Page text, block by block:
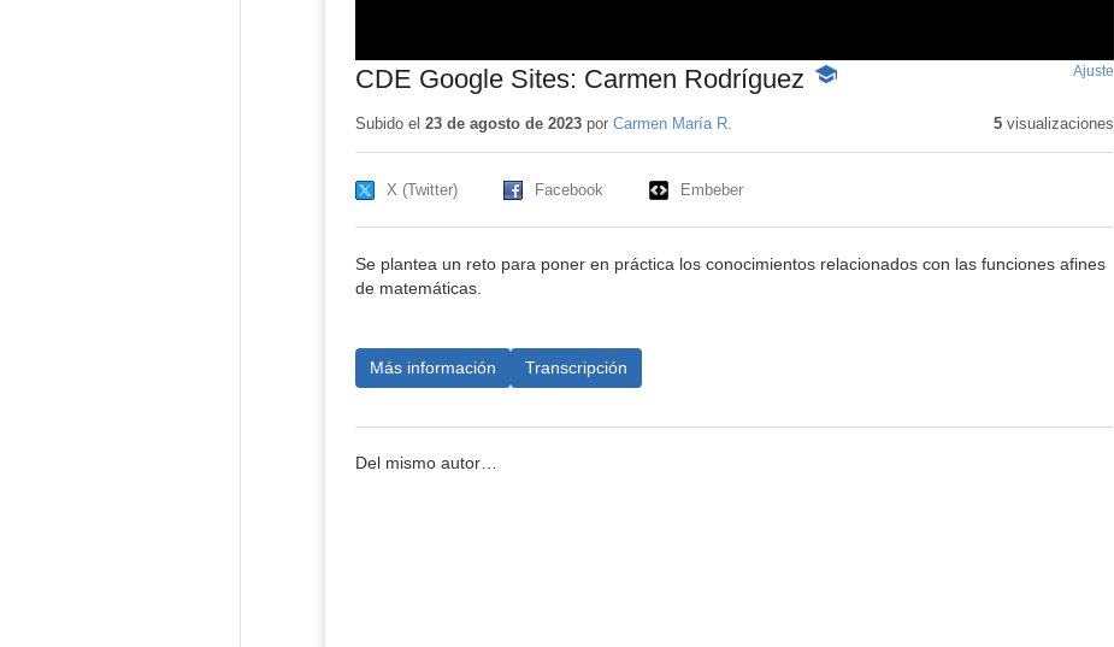
CDE Google Sites: Carmen Rodríguez
-
Ajuste
Subido el 23 de agosto de 2023por Carmen María R. 5visualizaciones
X (Twitter) Facebook Embeber
Se plantea un reto para poner en práctica los conocimientos relacionados con las funciones afines
de matemáticas.
Más información Transcripción
Del mismo autor…